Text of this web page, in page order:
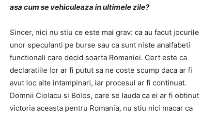
asa cum se vehiculeaza in ultimele zile?
Sincer, nici nu stiu ce este mai grav: ca au facut jocurile
unor speculanti pe burse sau ca sunt niste analfabeti
functionali care decid soarta Romaniei. Cert este ca
declaratiile lor ar fi putut sa ne coste scump daca ar fi
avut loc alte intampinari, iar procesul ar fi continuat.
Domnii Ciolacu si Bolos, care se lauda ca ei ar fi obtinut
victoria aceasta pentru Romania, nu stiu nici macar ca